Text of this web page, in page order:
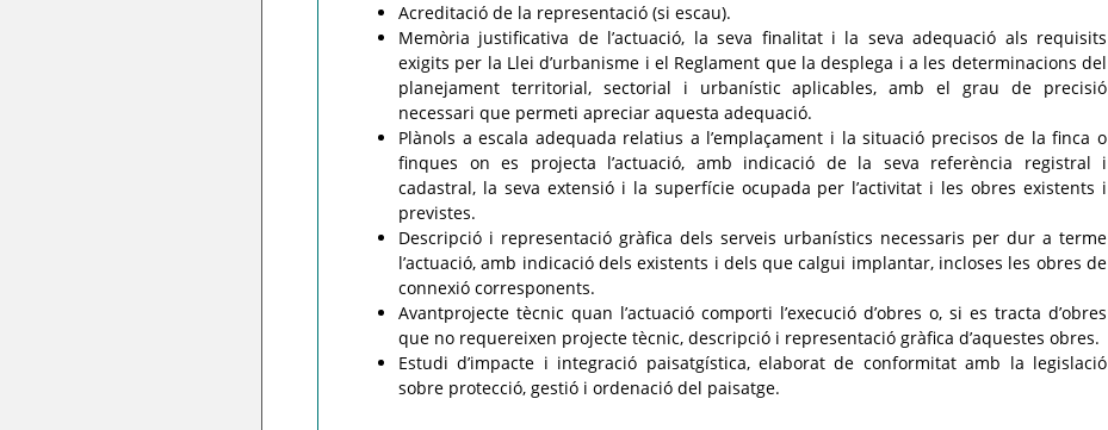
Acreditació de la representació (si escau).
Memòria justificativa de l’actuació, la seva finalitat i la seva adequació als requisits
exigits per la Llei d’urbanisme i el Reglament que la desplega i a les determinacions del
planejament territorial, sectorial i urbanístic aplicables, amb el grau de precisió
necessari que permeti apreciar aquesta adequació.
Plànols a escala adequada relatius a l’emplaçament i la situació precisos de la finca o
finques on es projecta l’actuació, amb indicació de la seva referència registral i
cadastral, la seva extensió i la superfície ocupada per l’activitat i les obres existents i
previstes.
Descripció i representació gràfica dels serveis urbanístics necessaris per dur a terme
l’actuació, amb indicació dels existents i dels que calgui implantar, incloses les obres de
connexió corresponents.
Avantprojecte tècnic quan l’actuació comporti l’execució d’obres o, si es tracta d’obres
que no requereixen projecte tècnic, descripció i representació gràfica d’aquestes obres.
Estudi d’impacte i integració paisatgística, elaborat de conformitat amb la legislació
sobre protecció, gestió i ordenació del paisatge.